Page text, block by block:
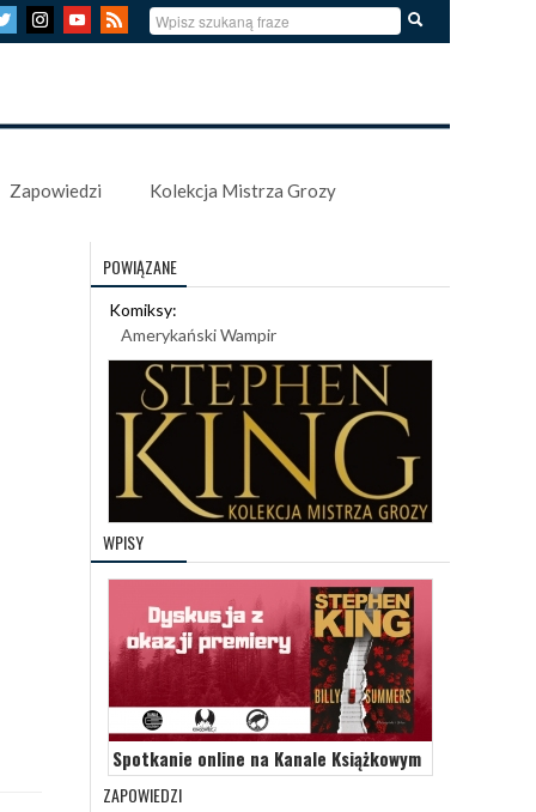
Zapowiedzi Kolekcja Mistrza Grozy
POWIĄZANE
Komiksy:
Amerykański Wampir
WPISY
Spotkanie online na Kanale Książkowym
ZAPOWIEDZI